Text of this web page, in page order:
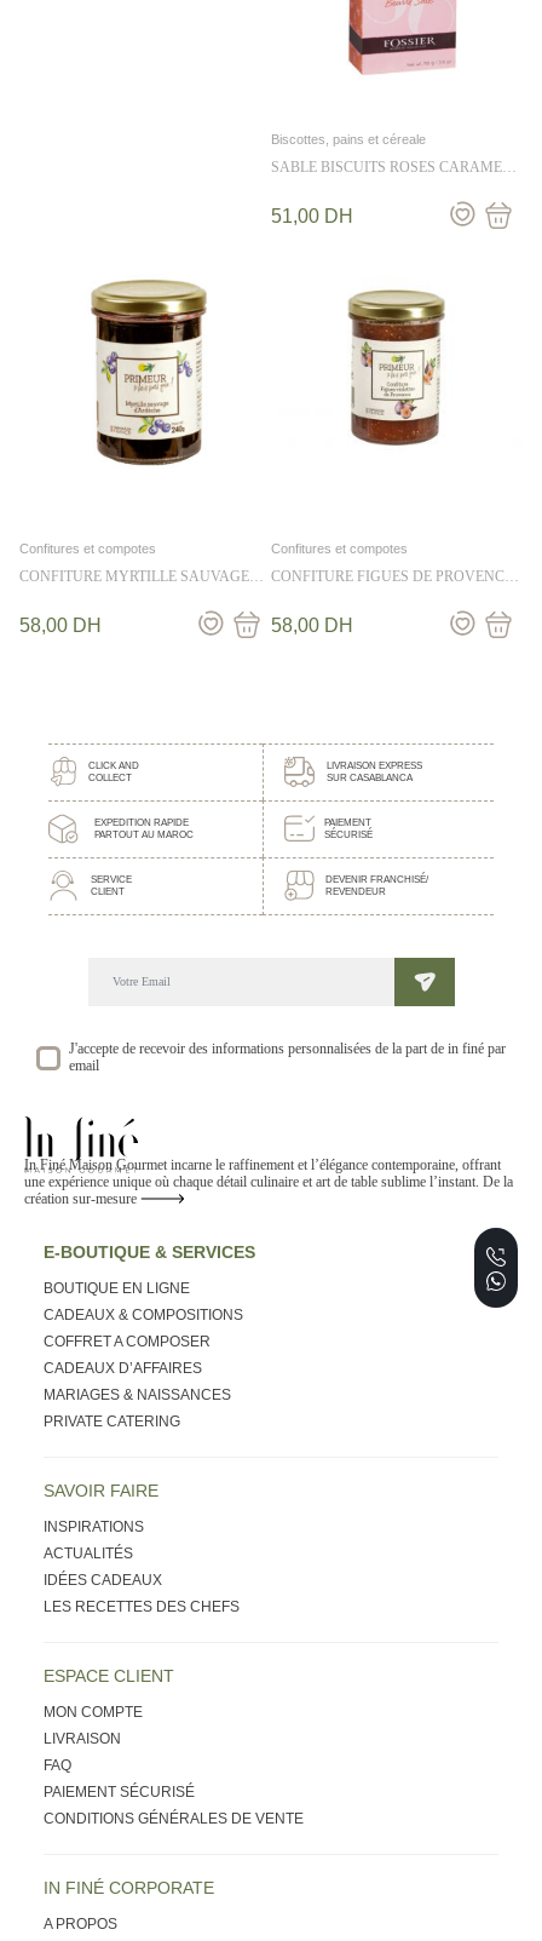
Biscottes, pains et céreale
SABLE BISCUITS ROSES CARAMEL
51,00 DH
Confitures et compotes
CONFITURE MYRTILLE SAUVAGE
58,00 DH
Confitures et compotes
CONFITURE FIGUES DE PROVENCE
58,00 DH
CLICK AND
COLLECT
LIVRAISON EXPRESS
SUR CASABLANCA
EXPEDITION RAPIDE
PARTOUT AU MAROC
PAIEMENT
SÉCURISÉ
SERVICE
CLIENT
DEVENIR FRANCHISÉ/
REVENDEUR
DECOUVREZ NOTRE NEWSLETTER GOURMANDE
SUIVEZ NOS ACTUALITE ET EVENEMENTS
J'accepte de recevoir des informations personnalisées de la part de in finé par
email
In Finé Maison Gourmet incarne le raffinement et l’élégance contemporaine, offrant
une expérience unique où chaque détail culinaire et art de table sublime l’instant. De la
création sur-mesure
E-BOUTIQUE & SERVICES
BOUTIQUE EN LIGNE
CADEAUX & COMPOSITIONS
COFFRET A COMPOSER
CADEAUX D’AFFAIRES
MARIAGES & NAISSANCES
PRIVATE CATERING
SAVOIR FAIRE
INSPIRATIONS
ACTUALITÉS
IDÉES CADEAUX
LES RECETTES DES CHEFS
ESPACE CLIENT
MON COMPTE
LIVRAISON
FAQ
PAIEMENT SÉCURISÉ
CONDITIONS GÉNÉRALES DE VENTE
IN FINÉ CORPORATE
A PROPOS